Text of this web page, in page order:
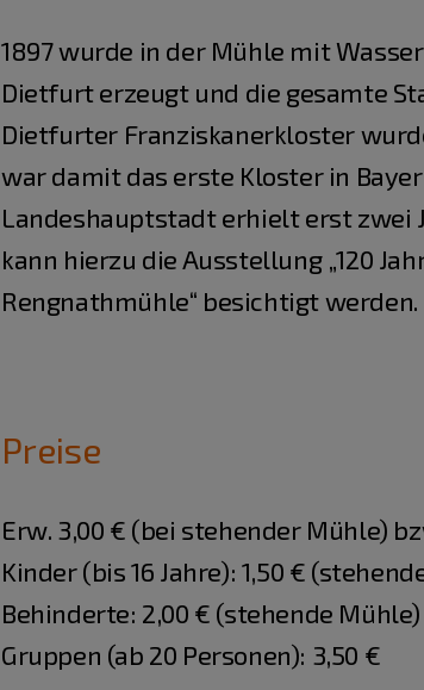
1897 wurde in der Mühle mit
Dietfurt erzeugt und die gesamte
Dietfurter Franziskanerkloster
war damit das erste Kloster in
Landeshauptstadt erhielt erst zwei
kann hierzu die Ausstellung „120
Rengnathmühle“ besichtigt werden.
Preise
Erw. 3,00 € (bei stehender Mühle)
Kinder (bis 16 Jahre): 1,50 €
Behinderte: 2,00 € (stehende
Gruppen (ab 20 Personen): 3,50 €